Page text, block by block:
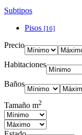
Subtipos
Pisos [16]
Precio
Habitaciones
Baños
Tamaño m2